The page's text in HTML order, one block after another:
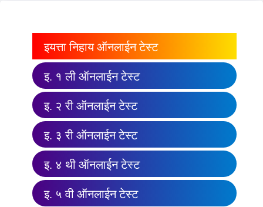
इयत्ता निहाय ऑनलाईन टेस्ट
इ. १ ली ऑनलाईन टेस्ट
इ. २ री ऑनलाईन टेस्ट
इ. ३ री ऑनलाईन टेस्ट
इ. ४ थी ऑनलाईन टेस्ट
इ. ५ वी ऑनलाईन टेस्ट